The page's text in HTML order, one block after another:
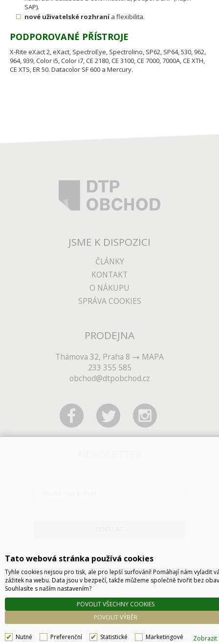
SAP).
nové uživatelské rozhranía flexibilita.
PODPOROVANÉ PŘÍSTROJE
X-Rite eXact 2, eXact, SpectroEye, Spectrolino, SP62, SP64, 530, 962,
964, 939, Color i5, Color i7, CE 2180, CE 3100, CE 7000, 7000A, CE XTH,
CE XTS, ER 50. Datacolor SF 600 a Mercury.
JSME K DISPOZICI
ČLÁNKY
KONTAKT
O NÁKUPU
SPRÁVA COOKIES
PRODEJNA
Thámova 32, Praha 8
MAPA
233 355 585
obchod@dtpobchod.cz
CyberSoft s.r.o.
Podle zákona o evidenci tržeb je prodávající povinen vystavit kupujícímu účtenku. Zároveň
je povinen zaevidovat přijatou tržbu u správce daně online, v případě technického
Tato webová stránka používá cookies
Tyhle cookies nejsou pro tisk, ale pro lepší surfování! Pomáhají nám vyladit
zážitek na webu. Data jsou v bezpečí, takže můžeme společně tvořit bez
Souhlasíte s naším nastavením?
POVOLIT VÝBĚR
POVOLIT VŠECHNY COOKIES
Nutné Preferenční Statistické Marketingové Zobrazit